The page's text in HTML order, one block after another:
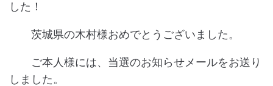
した！
茨城県の木村様おめでとうございました。
ご本人様には、当選のお知らせメールをお送り
しました。